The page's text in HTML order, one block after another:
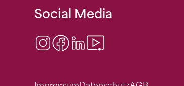
Social Media
Instagram
Facebook
LinkedIn